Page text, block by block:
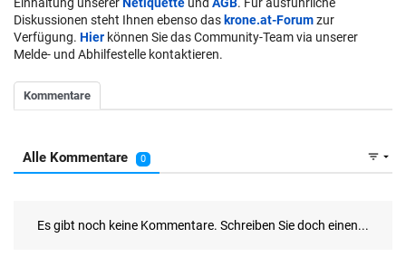
Einhaltung unsererNetiquette und AGB. Für ausführliche
Diskussionen steht Ihnen ebenso das krone.at-Forumzur
Verfügung. Hier können Sie das Community-Team via unserer
Melde- und Abhilfestelle kontaktieren.